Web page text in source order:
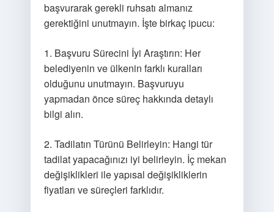
başvurarak gerekli ruhsatı almanız
gerektiğini unutmayın. İşte birkaç ipucu:
1. Başvuru Sürecini İyi Araştırın: Her
belediyenin ve ülkenin farklı kuralları
olduğunu unutmayın. Başvuruyu
yapmadan önce süreç hakkında detaylı
bilgi alın.
2. Tadilatın Türünü Belirleyin: Hangi tür
tadilat yapacağınızı iyi belirleyin. İç mekan
değişiklikleri ile yapısal değişikliklerin
fiyatları ve süreçleri farklıdır.